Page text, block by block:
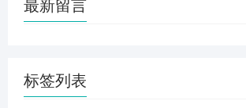
最新留言
标签列表